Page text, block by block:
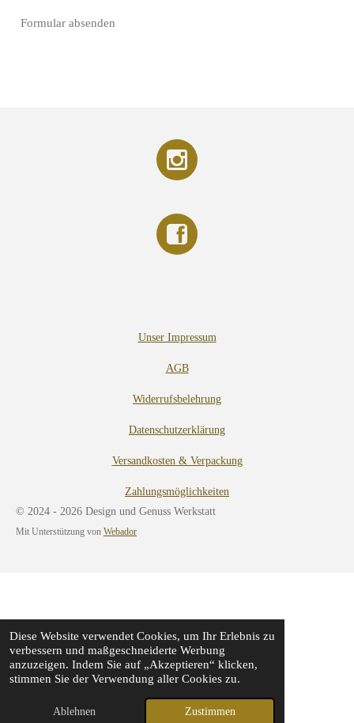
Diese Website verwendet Cookies, um Ihr Erlebnis zu
verbessern und maßgeschneiderte Werbung
anzuzeigen. Indem Sie auf „Akzeptieren“ klicken,
stimmen Sie der Verwendung aller Cookies zu.
Ablehnen Zustimmen
Formular absenden
Unser Impressum
AGB
Widerrufsbelehrung
Datenschutzerklärung
Versandkosten & Verpackung
Zahlungsmöglichkeiten
© 2024 - 2026 Design und Genuss Werkstatt
Mit Unterstützung von Webador